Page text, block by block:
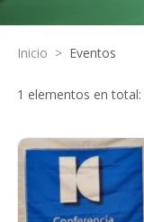
Inicio > Eventos
1 elementos en total: